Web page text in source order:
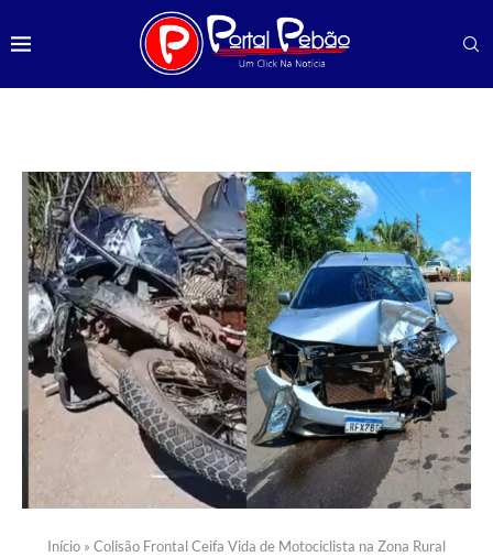
Início » Colisão Frontal Ceifa Vida de Motociclista na Zona Rural